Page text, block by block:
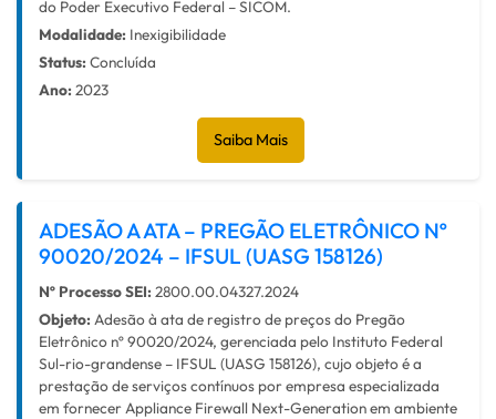
do Poder Executivo Federal – SICOM.
Modalidade: Inexigibilidade
Status: Concluída
Ano: 2023
Saiba Mais
ADESÃO A ATA – PREGÃO ELETRÔNICO Nº
90020/2024 – IFSUL (UASG 158126)
Nº Processo SEI: 2800.00.04327.2024
Objeto: Adesão à ata de registro de preços do Pregão
Eletrônico nº 90020/2024, gerenciada pelo Instituto Federal
Sul-rio-grandense – IFSUL (UASG 158126), cujo objeto é a
prestação de serviços contínuos por empresa especializada
em fornecer Appliance Firewall Next-Generation em ambiente